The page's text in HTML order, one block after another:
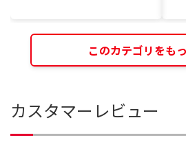
このカテゴリをも
カスタマーレビュー